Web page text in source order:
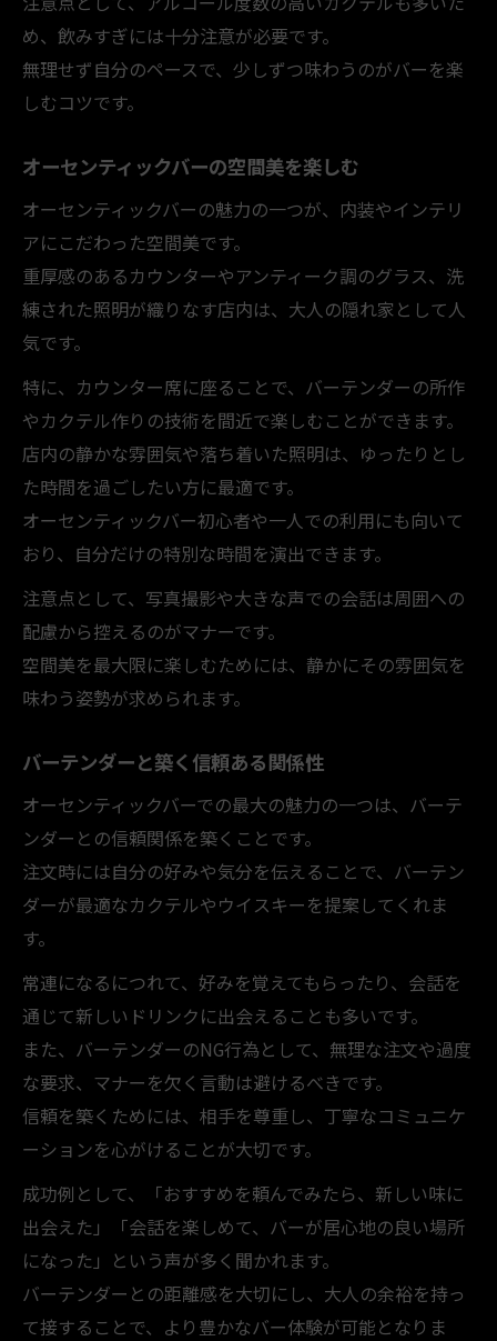
め、飲みすぎには十分注意が必要です。
無理せず自分のペースで、少しずつ味わうのがバーを楽
しむコツです。
オーセンティックバーの空間美を楽しむ
オーセンティックバーの魅力の一つが、内装やインテリ
アにこだわった空間美です。
重厚感のあるカウンターやアンティーク調のグラス、洗
練された照明が織りなす店内は、大人の隠れ家として人
気です。
特に、カウンター席に座ることで、バーテンダーの所作
やカクテル作りの技術を間近で楽しむことができます。
店内の静かな雰囲気や落ち着いた照明は、ゆったりとし
た時間を過ごしたい方に最適です。
オーセンティックバー初心者や一人での利用にも向いて
おり、自分だけの特別な時間を演出できます。
注意点として、写真撮影や大きな声での会話は周囲への
配慮から控えるのがマナーです。
空間美を最大限に楽しむためには、静かにその雰囲気を
味わう姿勢が求められます。
バーテンダーと築く信頼ある関係性
オーセンティックバーでの最大の魅力の一つは、バーテ
ンダーとの信頼関係を築くことです。
注文時には自分の好みや気分を伝えることで、バーテン
ダーが最適なカクテルやウイスキーを提案してくれま
す。
常連になるにつれて、好みを覚えてもらったり、会話を
通じて新しいドリンクに出会えることも多いです。
また、バーテンダーのNG行為として、無理な注文や過度
な要求、マナーを欠く言動は避けるべきです。
信頼を築くためには、相手を尊重し、丁寧なコミュニケ
ーションを心がけることが大切です。
成功例として、「おすすめを頼んでみたら、新しい味に
出会えた」「会話を楽しめて、バーが居心地の良い場所
になった」という声が多く聞かれます。
バーテンダーとの距離感を大切にし、大人の余裕を持っ
て接することで、より豊かなバー体験が可能となりま